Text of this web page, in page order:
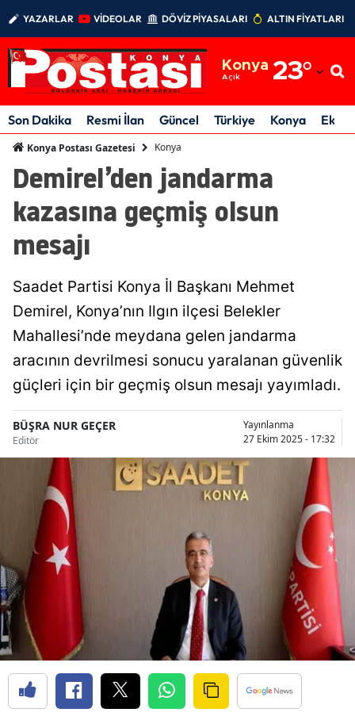
YAZARLAR VİDEOLAR DÖVİZ PİYASALARI ALTIN FİYATLARI
Konya
Açık 23°
Adıyaman
Afyonkarahisar
Amasya
Ankara
Aydın
Balıkesir
Bitlis
Bolu
Burdur
Çanakkale
Çankırı
Çorum
Denizli
Diyarbakır
Son Dakika Resmi İlan Güncel Türkiye Konya
Konya Postası Gazetesi Konya
Demirel’den jandarma
kazasına geçmiş olsun
mesajı
Saadet Partisi Konya İl Başkanı Mehmet
Demirel, Konya’nın Ilgın ilçesi Belekler
Mahallesi’nde meydana gelen jandarma
aracının devrilmesi sonucu yaralanan güvenlik
güçleri için bir geçmiş olsun mesajı yayımladı.
BÜŞRA NUR GEÇER
Editör
Yayınlanma
27 Ekim 2025 - 17:32